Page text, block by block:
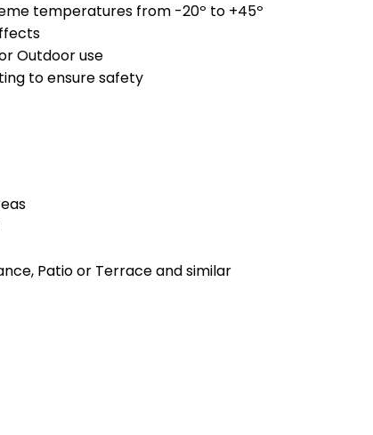
temperatures from -20º to +45º
Outdoor use
to ensure safety
Patio or Terrace and similar